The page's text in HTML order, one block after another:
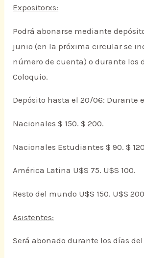
Expositorxs:
Podrá abonarse mediante
junio (en la próxima circular se
número de cuenta) o durante los
Coloquio.
Depósito hasta el 20/06: Durante
Nacionales $ 150. $ 200.
Nacionales Estudiantes $ 90. $
América Latina U$S 75. U$S 100.
Resto del mundo U$S 150. U$S
Asistentes:
Será abonado durante los días